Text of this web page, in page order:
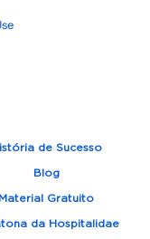
de Sucesso
Blog
Material Gratuito
da Hospitalidae